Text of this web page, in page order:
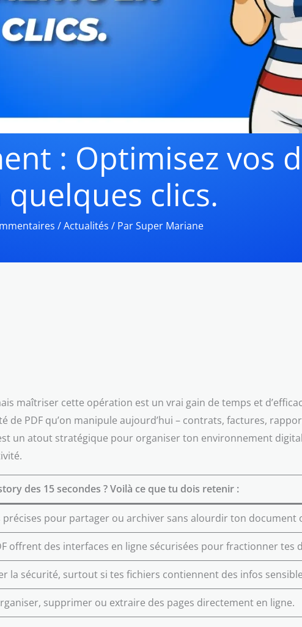
: Optimisez vos
quelques clics.
/Actualités / ParSuper Mariane
maîtriser cette opération est un vrai gain de temps et
PDF qu’on manipule aujourd’hui – contrats, factures,
un atout stratégique pour organiser ton environnement
des 15 secondes ? Voilà ce que tu dois retenir :
précises pour partager ou archiver sans alourdir ton document
offrent des interfaces en ligne sécurisées pour fractionner tes
la sécurité, surtout si tes fichiers contiennent des infos
supprimer ou extraire des pages directement en ligne.